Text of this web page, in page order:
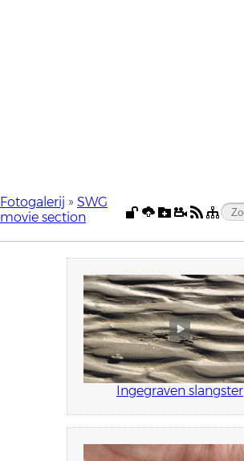
Fotogalerij » SWG
movie section
Ingegraven slangster